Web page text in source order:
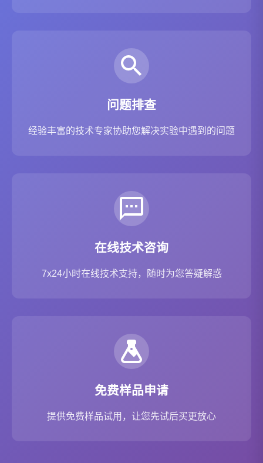
问题排查
经验丰富的技术专家协助您解决实验中遇到的问题
在线技术咨询
7x24小时在线技术支持，随时为您答疑解惑
免费样品申请
提供免费样品试用，让您先试后买更放心